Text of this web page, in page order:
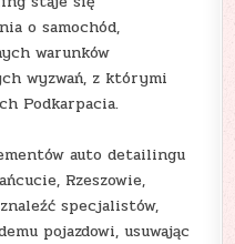
o samochód,
warunków
wyzwań, z którymi
Podkarpacia.
auto detailingu
Rzeszowie,
specjalistów,
pojazdowi, usuwając